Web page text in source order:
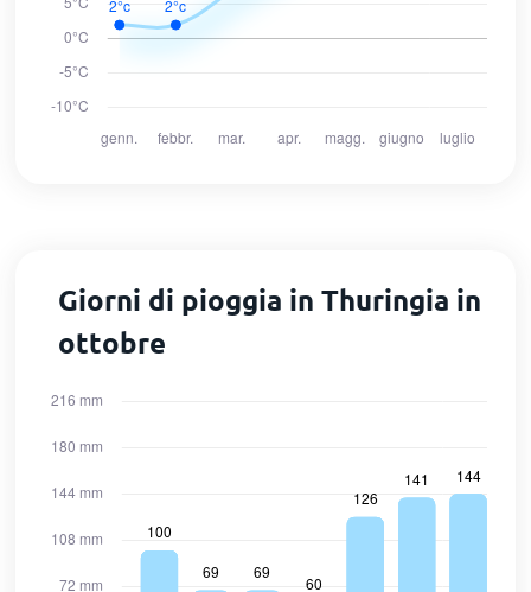
Giorni di pioggia in Thuringia in
ottobre